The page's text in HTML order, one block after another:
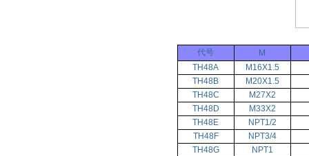
代号
M
TH48A
M16X1.5
TH48B
M20X1.5
TH48C
M27X2
TH48D
M33X2
TH48E
NPT1/2
TH48F
NPT3/4
TH48G
NPT1